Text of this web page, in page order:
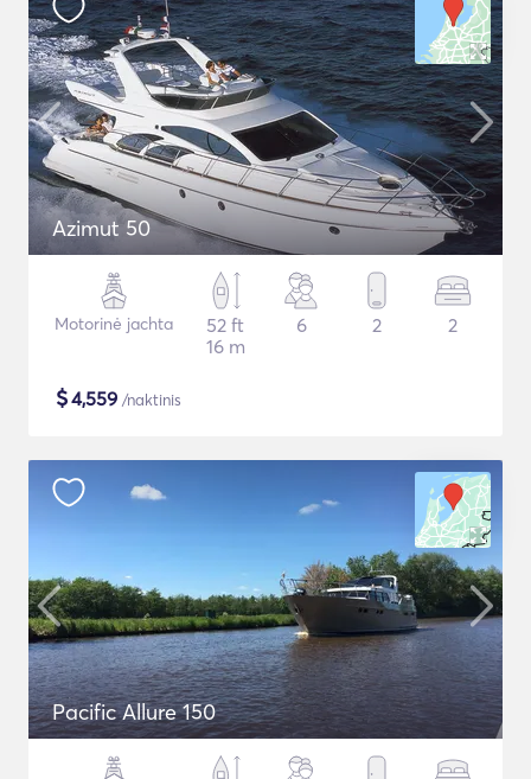
Azimut 50
Motorinė jachta
52 ft
16 m
6 2 2
$4,559 /naktinis
Pacific Allure 150